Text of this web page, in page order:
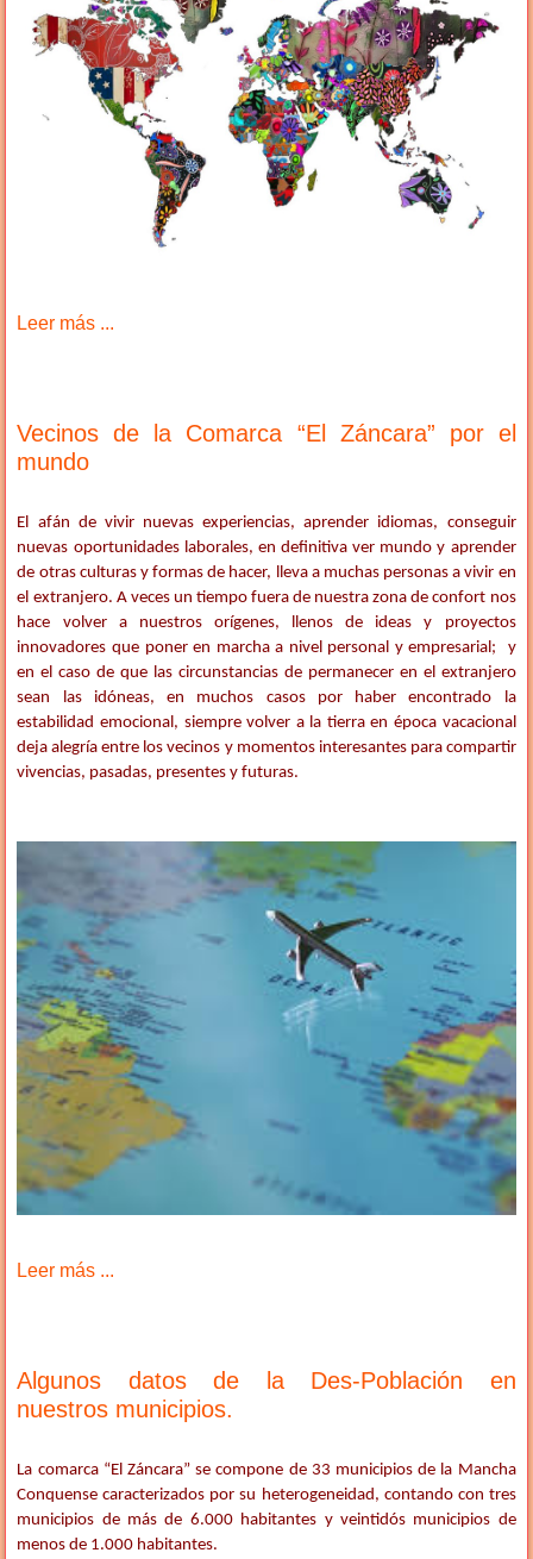
Leer más ...
Vecinos de la Comarca “El Záncara” por el
mundo
El afán de vivir nuevas experiencias, aprender idiomas, conseguir
nuevas oportunidades laborales, en definitiva ver mundo y aprender
de otras culturas y formas de hacer, lleva a muchas personas a vivir en
el extranjero. A veces un tiempo fuera de nuestra zona de confort nos
hace volver a nuestros orígenes, llenos de ideas y proyectos
innovadores que poner en marcha a nivel personal y empresarial; y
en el caso de que las circunstancias de permanecer en el extranjero
sean las idóneas, en muchos casos por haber encontrado la
estabilidad emocional, siempre volver a la tierra en época vacacional
deja alegría entre los vecinos y momentos interesantes para compartir
vivencias, pasadas, presentes y futuras.
Leer más ...
Algunos datos de la Des-Población en
nuestros municipios.
La comarca “El Záncara” se compone de 33 municipios de la Mancha
Conquense caracterizados por su heterogeneidad, contando con tres
municipios de más de 6.000 habitantes y veintidós municipios de
menos de 1.000 habitantes.